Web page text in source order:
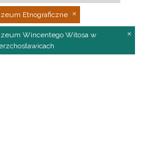
Etnograficzne
Wincentego Witosa w